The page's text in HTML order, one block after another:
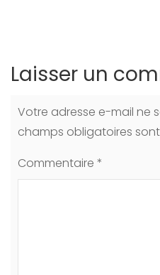
Laisser un
Votre adresse e-mail ne
champs obligatoires
Commentaire *